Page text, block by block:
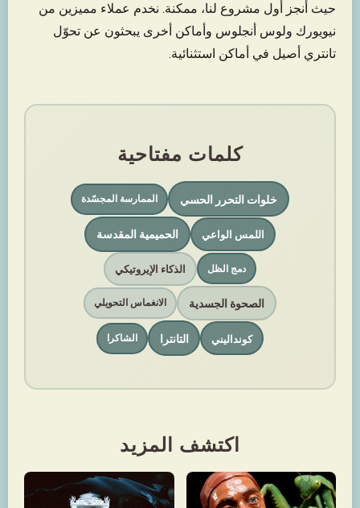
حيث أُنجز أول مشروع لنا، ممكنة. نخدم عملاء مميزين من
نيويورك ولوس أنجلوس وأماكن أخرى يبحثون عن تحوّل
تانتري أصيل في أماكن استثنائية.
كلمات مفتاحية
خلوات التحرر الحسي الممارسة المجسّدة
اللمس الواعي الحميمية المقدسة
دمج الظل الذكاء الإيروتيكي
الصحوة الجسدية الانغماس التحويلي
كونداليني التانترا الشاكرا
اكتشف المزيد